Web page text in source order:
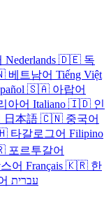
Nederlands 🇩🇪 독
베트남어 Tiếng Việt
🇸🇦 아랍어
아어 Italiano 🇮🇩 인
日本語 🇨🇳 중국어
타갈로그어 Filipino
포르투갈어
어 Français 🇰🇷 한
עברית